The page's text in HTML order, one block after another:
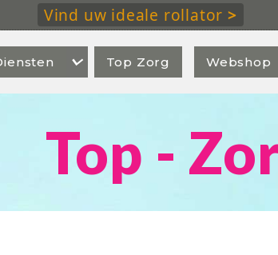
Vind uw ideale rollator>
 Top Zorg Webshop
Top -